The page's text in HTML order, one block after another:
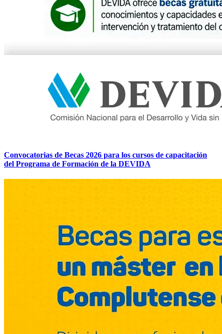
Convocatorias de Becas 2026 para los cursos de capacitación
del Programa de Formación de la DEVIDA